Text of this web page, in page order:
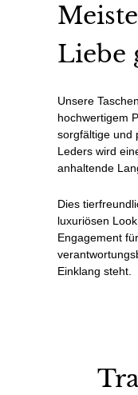
Liebe
Unsere
hochwertigem
sorgfältige und
Leders wird
anhaltende
Dies
luxuriösen
Engagement
Einklang steht.